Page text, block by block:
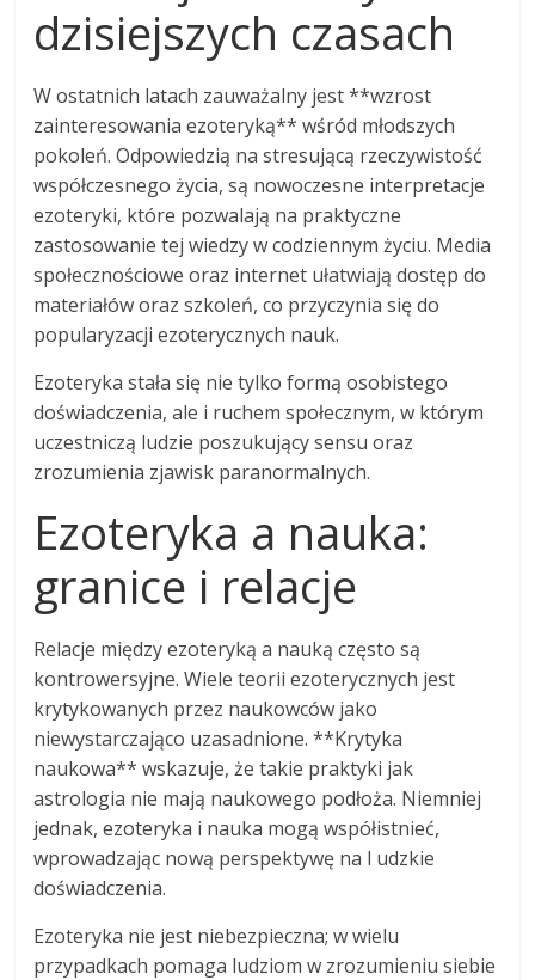
dzisiejszych czasach
W ostatnich latach zauważalny jest **wzrost
zainteresowania ezoteryką** wśród młodszych
pokoleń. Odpowiedzią na stresującą rzeczywistość
współczesnego życia, są nowoczesne interpretacje
ezoteryki, które pozwalają na praktyczne
zastosowanie tej wiedzy w codziennym życiu. Media
społecznościowe oraz internet ułatwiają dostęp do
materiałów oraz szkoleń, co przyczynia się do
popularyzacji ezoterycznych nauk.
Ezoteryka stała się nie tylko formą osobistego
doświadczenia, ale i ruchem społecznym, w którym
uczestniczą ludzie poszukujący sensu oraz
zrozumienia zjawisk paranormalnych.
Ezoteryka a nauka:
granice i relacje
Relacje między ezoteryką a nauką często są
kontrowersyjne. Wiele teorii ezoterycznych jest
krytykowanych przez naukowców jako
niewystarczająco uzasadnione. **Krytyka
naukowa** wskazuje, że takie praktyki jak
astrologia nie mają naukowego podłoża. Niemniej
jednak, ezoteryka i nauka mogą współistnieć,
wprowadzając nową perspektywę na l udzkie
doświadczenia.
Ezoteryka nie jest niebezpieczna; w wielu
przypadkach pomaga ludziom w zrozumieniu siebie